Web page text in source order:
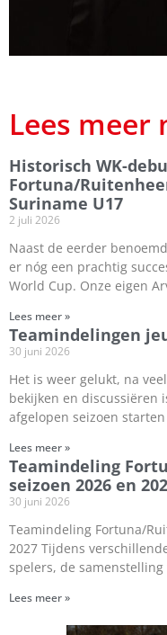
Lees meer
Historisch WK-
Fortuna/
Suriname U17
2 juli 2026
Naast de eerder
er nóg een prachtig
World Cup. Onze eigen
Lees meer »
Teamindelingen
30 juni 2026
Het is weer gelukt, na
bekijken en discussiëren
afgelopen seizoen
Lees meer »
Teamindeling
seizoen 2026 en
30 juni 2026
Teamindeling Fortuna/
2027 Tijdens
spelers, de
Lees meer »